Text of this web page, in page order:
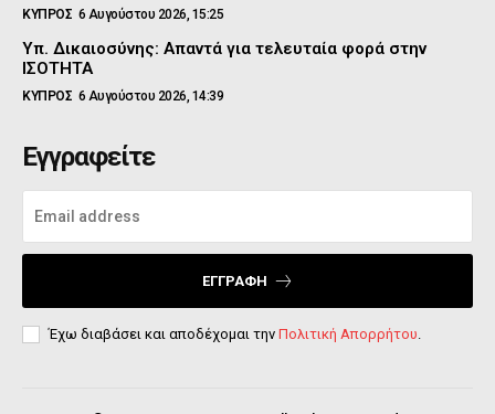
ΚΥΠΡΟΣ 6 Αυγούστου 2026, 15:25
Υπ. Δικαιοσύνης: Απαντά για τελευταία φορά στην
ΙΣΟΤΗΤΑ
ΚΥΠΡΟΣ 6 Αυγούστου 2026, 14:39
Εγγραφείτε
ΕΓΓΡΑΦΉ
Έχω διαβάσει και αποδέχομαι την Πολιτική Απορρήτου.